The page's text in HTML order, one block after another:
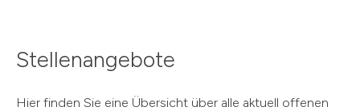
Stellenangebote
Hier finden Sie eine Übersicht über alle aktuell offenen